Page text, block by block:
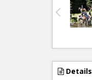
Details